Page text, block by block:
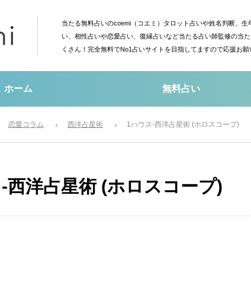
当たる無料占いのcoemi（コエミ）タロット占いや姓名判断、生
い、相性占いや恋愛占い、復縁占いなど当たる占い師監修の当
くさん！完全無料でNo1占いサイトを目指してますので応援お願
ホーム 無料占い
恋愛コラム 西洋占星術 1ハウス-西洋占星術 (ホロスコープ)
西洋占星術 (ホロスコープ)